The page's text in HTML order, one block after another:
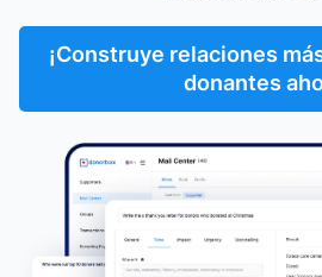
¡Construye relaciones
donantes